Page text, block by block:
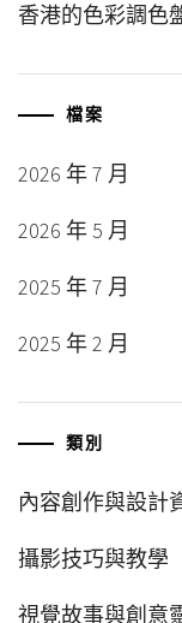
香港的色彩調色
檔案
2026 年 7 月
2026 年 5 月
2025 年 7 月
2025 年 2 月
類別
內容創作與設計
攝影技巧與教學
視覺故事與創意